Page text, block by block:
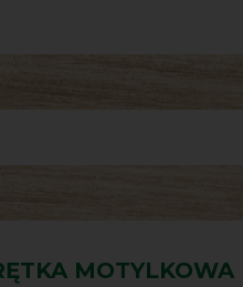
MOTYLKOWA